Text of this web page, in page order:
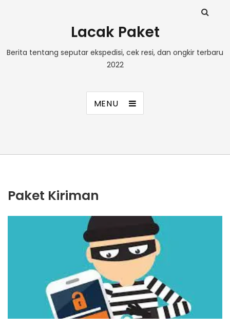
Lacak Paket
Berita tentang seputar ekspedisi, cek resi, dan ongkir terbaru
2022
MENU
Paket Kiriman